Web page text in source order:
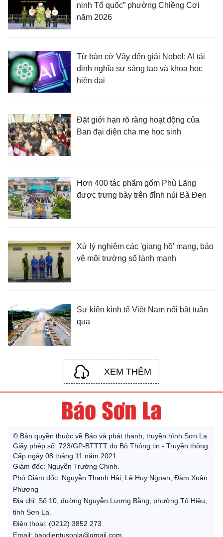
ninh Tổ quốc” phường Chiềng Cơi
năm 2026
Từ bàn cờ Vây đến giải Nobel: AI tái
định nghĩa sự sáng tạo và khoa học
hiện đại
Đặt giới hạn rõ ràng hoạt động của
Ban đại diện cha mẹ học sinh
Hơn 400 tác phẩm gốm Phù Lãng
được trưng bày trên đỉnh núi Bà Đen
Xử lý nghiêm các 'giang hồ' mạng, bảo
vệ môi trường số lành mạnh
Sự kiện kinh tế Việt Nam nổi bật tuần
qua
XEM THÊM
© Bản quyền thuộc về Báo và phát thanh, truyền hình Sơn La
Giấy phép số: 723/GP-BTTTT do Bộ Thông tin - Truyền thông.
Cấp ngày 08 tháng 11 năm 2021.
Giám đốc: Nguyễn Trường Chinh.
Phó Giám đốc: Nguyễn Thanh Hải, Lê Huy Ngoan, Đàm Xuân
Phương
Địa chỉ: Số 10, đường Nguyễn Lương Bằng, phường Tô Hiệu,
tỉnh Sơn La.
Điện thoại: (0212) 3852 273
Email: baodientusonla@gmail.com